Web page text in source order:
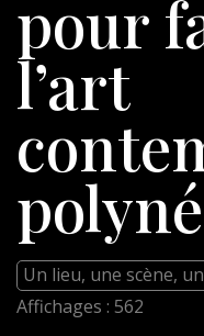
pour
l’art
Un lieu, une scène,
Affichages : 562